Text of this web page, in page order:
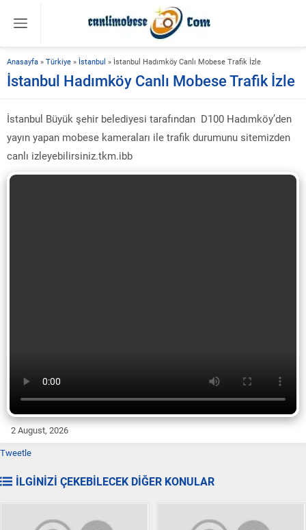
Anasayfa » Türkiye » İstanbul » İstanbul Hadımköy Canlı Mobese Trafik İzle
İstanbul Hadımköy Canlı Mobese Trafik İzle
İstanbul Büyük şehir belediyesi tarafından D100 Hadımköy’den
yayın yapan mobese kameraları ile trafik durumunu sitemizden
canlı izleyebilirsiniz.tkm.ibb
2 August, 2026
Tweetle
İLGİNİZİ ÇEKEBİLECEK DİĞER KONULAR